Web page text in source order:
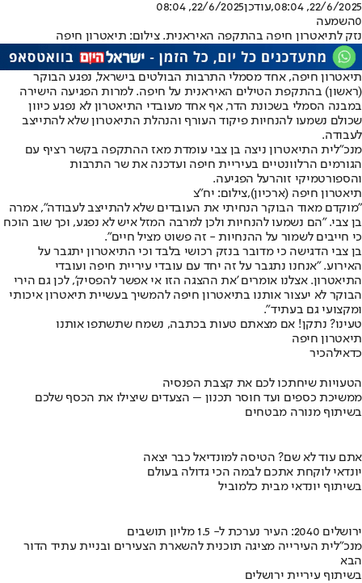
22/6/2025, 08:04
,עודכן22/6/2025, 08:04
0השמעה
נזק לתיאטרון חיפה בהתקפה האיראנית. צילום: תיאטרון חיפה
תיאטרון חיפה, אחד מסמלי התרבות הבולטים בישראל, נפגע הבוקר
(ראשון) בהתקפת הטילים האיראנית על חיפה. למרות הפגיעה הישירה
במבנה הסמלי בשכונת הדר, אף אחד מעובדי התיאטרון לא נפגע כיוון
שכולם נשמעו להנחיות פיקוד העורף והנהלת התיאטרון שלא להתייצב
לעבודה.
מנכ"לית התיאטרון ניצה בן צבי עומדת מאז ההתקפה בקשר רציף עם
הגורמים הרלוונטיים בעיריית חיפה ועדכנה את שר התרבות
והספורטמיקי זוהרעל הפגיעה.
תיאטרון חיפה (ארכיון),צילום: יח"צ
"מוקדם מאוד הבוקר הנחיתי את העובדים שלא להתייצב לעבודה", אמרה
בן צבי. "הם נשמעו להנחיות ולכן למרבה המזל איש לא נפגע, וכך שוב הוכח
כי חייבים לשמור על ההנחיות - זה פשוט מציל חיים".
בן צבי הדגישה כי מדובר בנזק רכושי בלבד וכי התיאטרון יתגבר על
האירוע. "אנחנו נתגבר על זה יחד עם עובדי עיריית חיפה ועובדי
התיאטרון. אצלנו אומרים 'את ההצגה הזו אי אפשר להפסיק', לכן גם הירי
הבוקר לא יעצור אותנו בתיאטרון חיפה להמשיך בעשיית תיאטרון איכותי
ומקצועי גם בעתיד".
טעינו? נתקן! אם מצאתם טעות בכתבה, נשמח שתשתפו אותנו
תיאטרון חיפה
כדאילהכיר
הטעויות שיחתכו לכם את קצבת הפנסיה
ממשיכת כספים ועד חוסר תכנון – הצעדים שיצילו את הכסף שלכם
בשיתוף מנורה מבטחים
אתם עוד לא שם? הטיסה למונדיאל כבר יצאה
יונדאי לוקחת אתכם לבמה הכי גדולה בעולם
בשיתוף יונדאי מבית כלמוביל
ירושלים 2040: העיר נערכת ל- 1.5 מליון תושבים
מנכ"לית העירייה מציגה תוכנית להשארת הצעירים ובניית עתיד הדור
הבא
בשיתוף עיריית ירושלים